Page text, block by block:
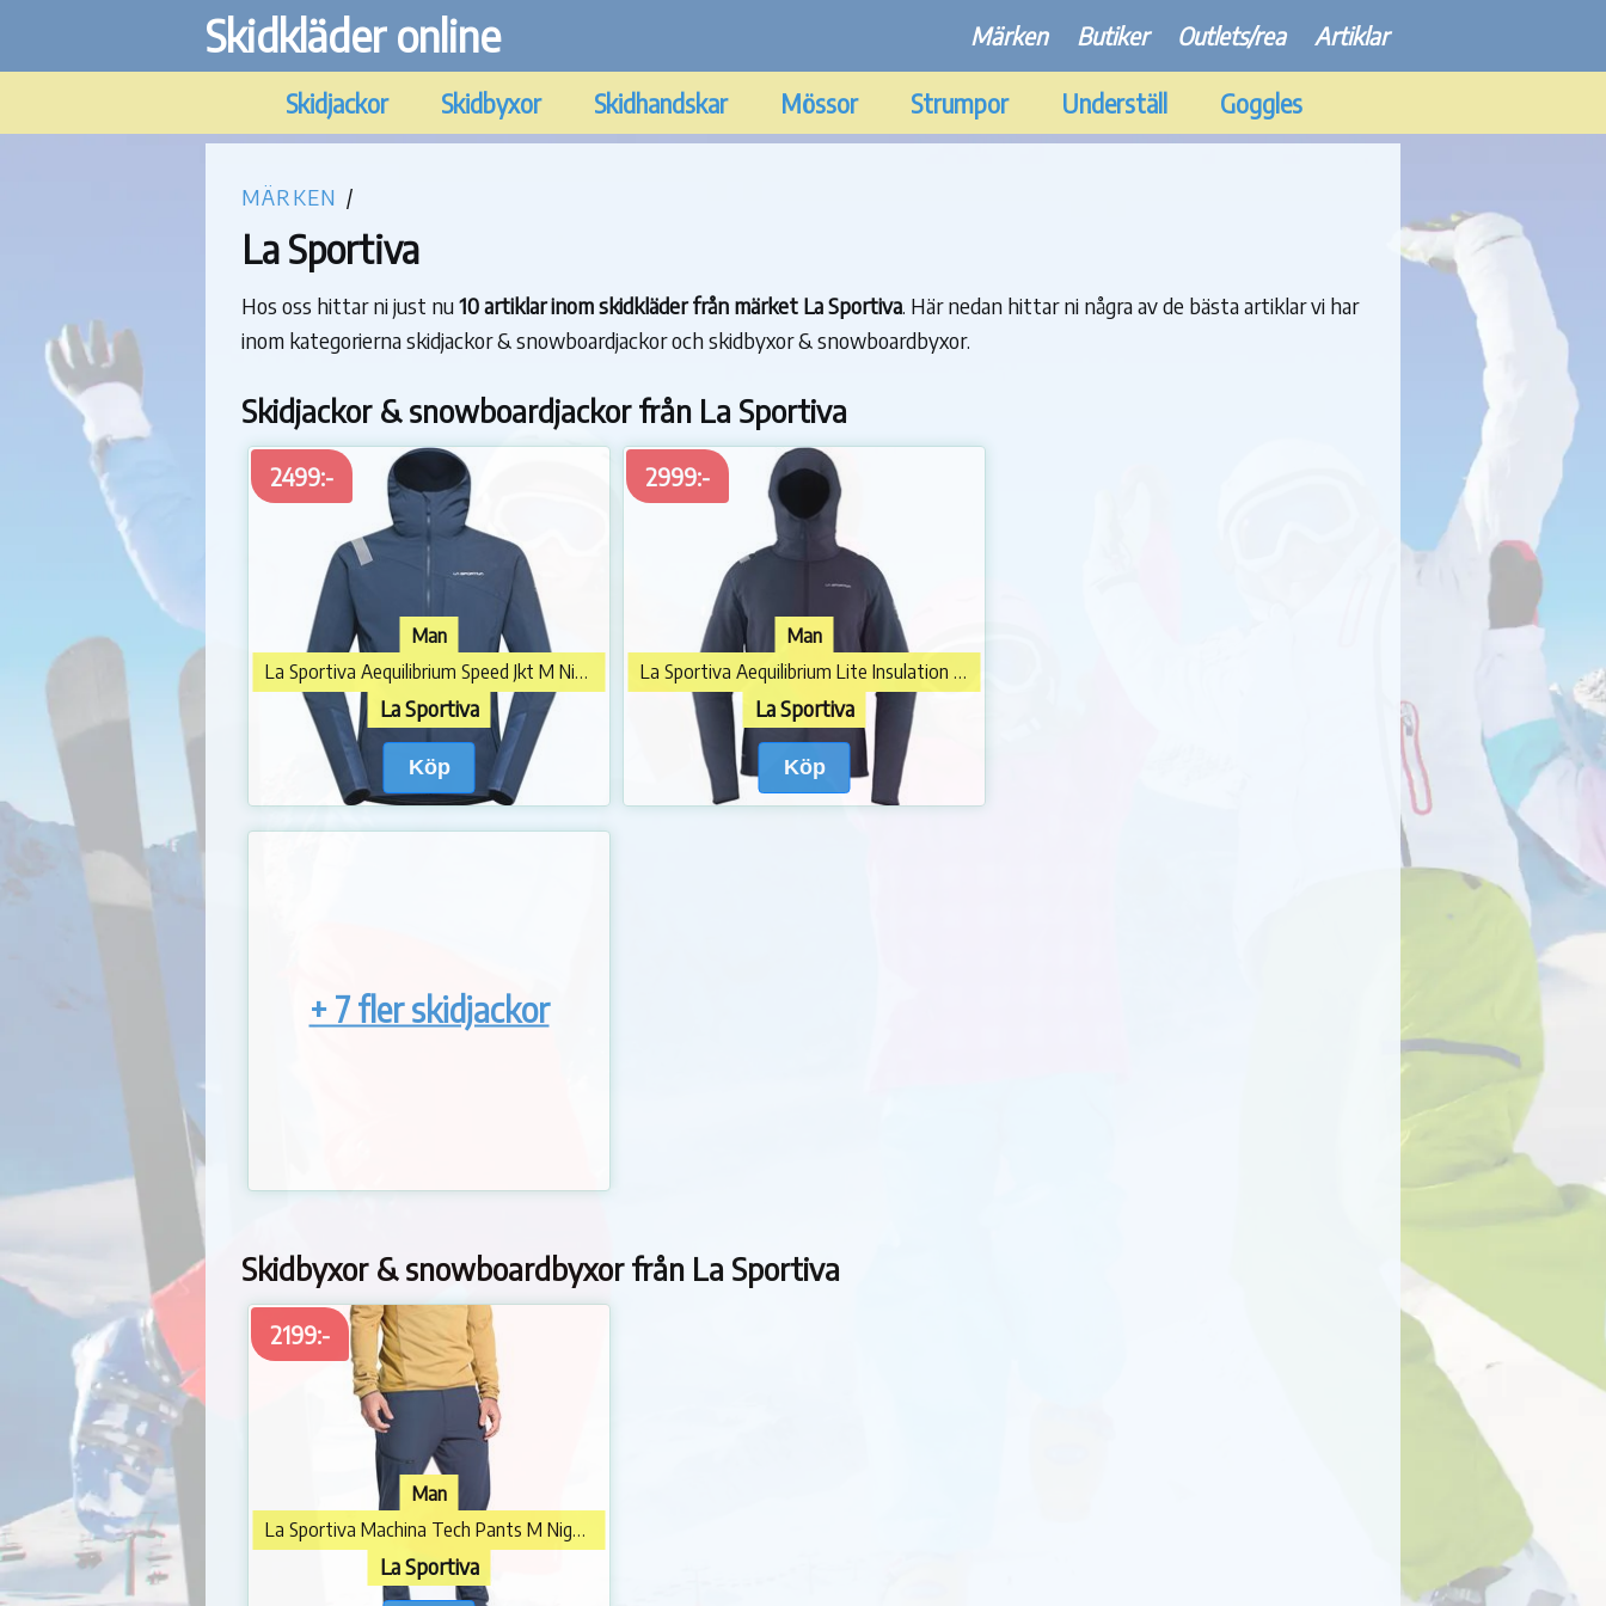
Skidkläder online Märken Butiker Outlets/rea Artiklar
Skidjackor Skidbyxor Skidhandskar Mössor Strumpor Underställ Goggles
MÄRKEN /
La Sportiva
Hos oss hittar ni just nu10 artiklar inom skidkläder från märket La Sportiva. Här nedan hittar ni några av de bästa artiklar vi har
inom kategorierna skidjackor & snowboardjackor och skidbyxor & snowboardbyxor.
Skidjackor & snowboardjackor från La Sportiva
2499:-
Man
La Sportiva Aequilibrium Speed Jkt M Night Sky/Chalk
La Sportiva
Köp
2999:-
Man
La Sportiva Aequilibrium Lite Insulation Jkt M Night Sky/Chalk
La Sportiva
Köp
+ 7 fler skidjackor
Skidbyxor & snowboardbyxor från La Sportiva
2199:-
Man
La Sportiva Machina Tech Pants M Night Sky/Chalk
La Sportiva